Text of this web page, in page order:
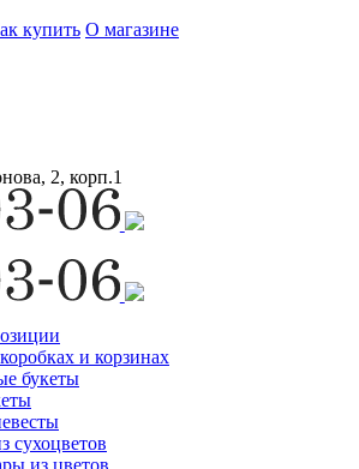
купить О магазине
2, корп.1
и корзинах
букеты
сухоцветов
из цветов